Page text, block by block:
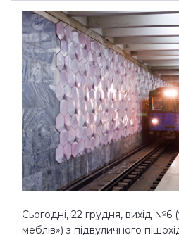
Сьогодні, 22 грудня, вихід
меблів») з підвуличного